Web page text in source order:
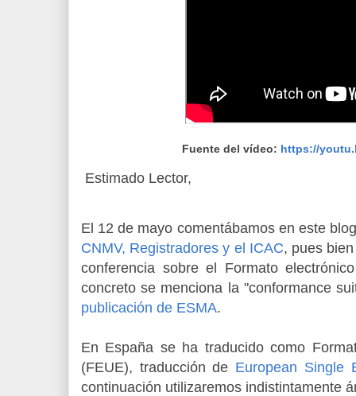
Fuente del vídeo: https://
Estimado Lector,
El 12 de mayo comentábamos en este
CNMV, Registradores y el ICAC, pues
conferencia sobre el Formato
concreto se menciona la "conformance
publicación de ESMA.
En España se ha traducido como
(FEUE), traducción de European Single
continuación utilizaremos indistintamente